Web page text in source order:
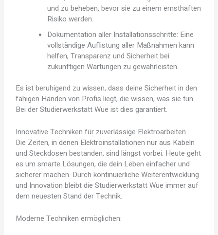
und zu beheben, bevor sie zu einem ernsthaften
Risiko werden.
Dokumentation aller Installationsschritte: Eine
vollständige Auflistung aller Maßnahmen kann
helfen, Transparenz und Sicherheit bei
zukünftigen Wartungen zu gewährleisten.
Es ist beruhigend zu wissen, dass deine Sicherheit in den
fähigen Händen von Profis liegt, die wissen, was sie tun.
Bei der Studierwerkstatt Wue ist dies garantiert.
Innovative Techniken für zuverlässige Elektroarbeiten
Die Zeiten, in denen Elektroinstallationen nur aus Kabeln
und Steckdosen bestanden, sind längst vorbei. Heute geht
es um smarte Lösungen, die dein Leben einfacher und
sicherer machen. Durch kontinuierliche Weiterentwicklung
und Innovation bleibt die Studierwerkstatt Wue immer auf
dem neuesten Stand der Technik.
Moderne Techniken ermöglichen: